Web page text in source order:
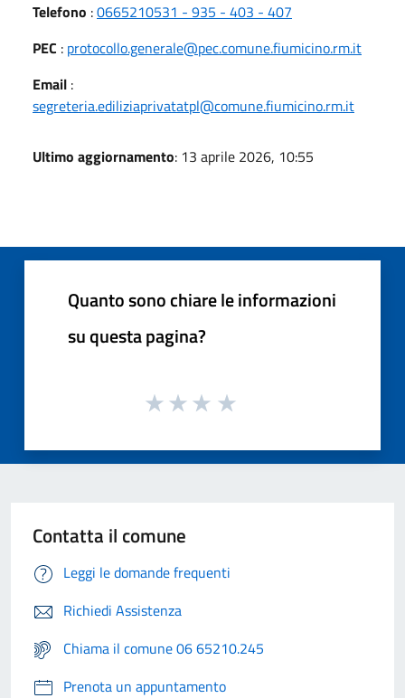
Telefono :0665210531 - 935 - 403 - 407
PEC : protocollo.generale@pec.comune.fiumicino.rm.it
Email :
segreteria.ediliziaprivatatpl@comune.fiumicino.rm.it
Ultimo aggiornamento: 13 aprile 2026, 10:55
Quanto sono chiare le informazioni
su questa pagina?
Contatta il comune
Leggi le domande frequenti
Richiedi Assistenza
Chiama il comune 06 65210.245
Prenota un appuntamento